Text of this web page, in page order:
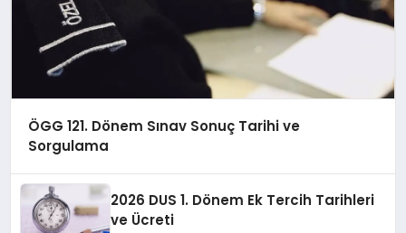
ÖGG 121. Dönem Sınav Sonuç Tarihi ve
Sorgulama
2026 DUS 1. Dönem Ek Tercih Tarihleri
ve Ücreti